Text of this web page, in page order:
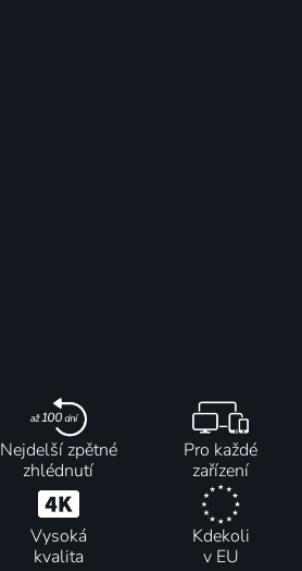
Nejdelší zpětné
zhlédnutí
Pro každé
zařízení
Vysoká
kvalita
Kdekoli
v EU